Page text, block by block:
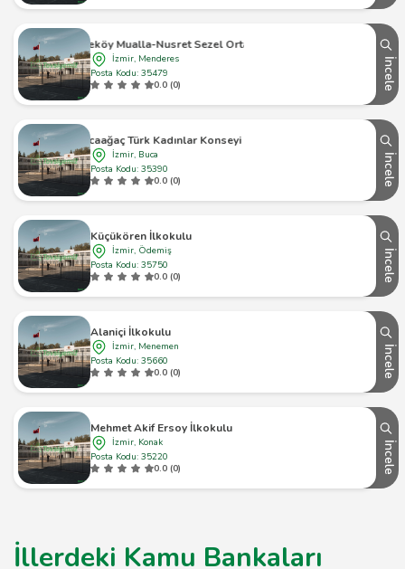
Dereköy Mualla-Nusret Sezel Ortaokulu
İzmir, Menderes
Posta Kodu: 35479
0.0 (0)
İncele
Karacaağaç Türk Kadınlar Konseyi İlkokulu
İzmir, Buca
Posta Kodu: 35390
0.0 (0)
İncele
Küçükören İlkokulu
İzmir, Ödemiş
Posta Kodu: 35750
0.0 (0)
İncele
Alaniçi İlkokulu
İzmir, Menemen
Posta Kodu: 35660
0.0 (0)
İncele
Mehmet Akif Ersoy İlkokulu
İzmir, Konak
Posta Kodu: 35220
0.0 (0)
İncele
İllerdeki Kamu Bankaları